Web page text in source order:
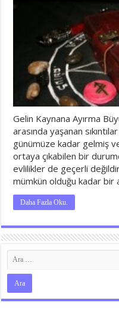
Gelin Kaynana Ayırma
arasında yaşanan
günümüze kadar gelmiş
ortaya çıkabilen bir
evlilikler de geçerli
mümkün olduğu kadar
Daha Fazla Oku.